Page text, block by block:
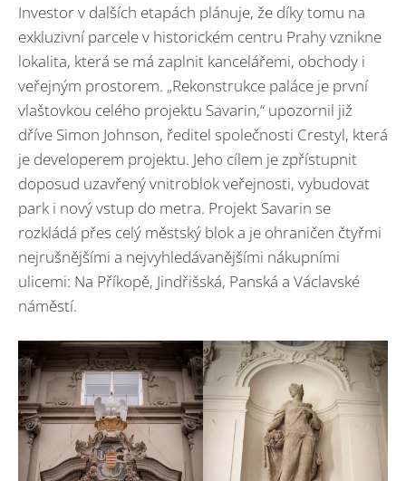
Investor v dalších etapách plánuje, že díky tomu na
exkluzivní parcele v historickém centru Prahy vznikne
lokalita, která se má zaplnit kancelářemi, obchody i
veřejným prostorem. „Rekonstrukce paláce je první
vlaštovkou celého projektu Savarin,“ upozornil již
dříve Simon Johnson, ředitel společnosti Crestyl, která
je developerem projektu. Jeho cílem je zpřístupnit
doposud uzavřený vnitroblok veřejnosti, vybudovat
park i nový vstup do metra. Projekt Savarin se
rozkládá přes celý městský blok a je ohraničen čtyřmi
nejrušnějšími a nejvyhledávanějšími nákupními
ulicemi: Na Příkopě, Jindřišská, Panská a Václavské
náměstí.